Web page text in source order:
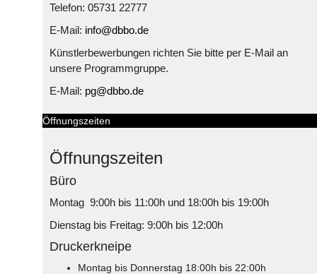
Telefon: 05731 22777
E-Mail: info@dbbo.de
Künstlerbewerbungen richten Sie bitte per E-Mail an
unsere Programmgruppe.
E-Mail: pg@dbbo.de
Öffnungszeiten
Öffnungszeiten
Büro
Montag 9:00h bis 11:00h und 18:00h bis 19:00h
Dienstag bis Freitag: 9:00h bis 12:00h
Druckerkneipe
Montag bis Donnerstag 18:00h bis 22:00h